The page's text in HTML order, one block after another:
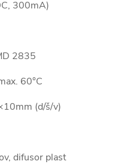
300mA)
2835
60°C
(d/š/v)
difusor plast